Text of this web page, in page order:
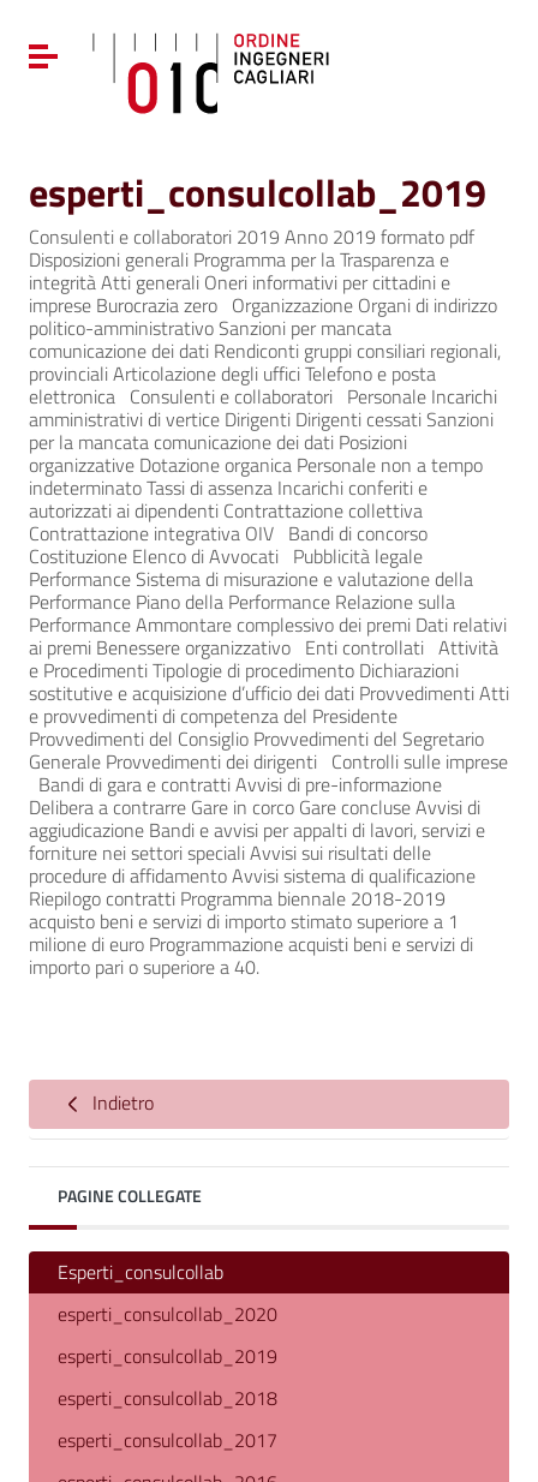
Vai al menu di navigazione
Vai al footer
Attiva / disattiva la navigazione
esperti_consulcollab_2019
Consulenti e collaboratori 2019 Anno 2019 formato pdf
Disposizioni generali Programma per la Trasparenza e
integrità Atti generali Oneri informativi per cittadini e
imprese Burocrazia zero Organizzazione Organi di indirizzo
politico-amministrativo Sanzioni per mancata
comunicazione dei dati Rendiconti gruppi consiliari regionali,
provinciali Articolazione degli uffici Telefono e posta
elettronica Consulenti e collaboratori Personale Incarichi
amministrativi di vertice Dirigenti Dirigenti cessati Sanzioni
per la mancata comunicazione dei dati Posizioni
organizzative Dotazione organica Personale non a tempo
indeterminato Tassi di assenza Incarichi conferiti e
autorizzati ai dipendenti Contrattazione collettiva
Contrattazione integrativa OIV Bandi di concorso
Costituzione Elenco di Avvocati Pubblicità legale
Performance Sistema di misurazione e valutazione della
Performance Piano della Performance Relazione sulla
Performance Ammontare complessivo dei premi Dati relativi
ai premi Benessere organizzativo Enti controllati Attività
e Procedimenti Tipologie di procedimento Dichiarazioni
sostitutive e acquisizione d’ufficio dei dati Provvedimenti Atti
e provvedimenti di competenza del Presidente
Provvedimenti del Consiglio Provvedimenti del Segretario
Generale Provvedimenti dei dirigenti Controlli sulle imprese
Bandi di gara e contratti Avvisi di pre-informazione
Delibera a contrarre Gare in corco Gare concluse Avvisi di
aggiudicazione Bandi e avvisi per appalti di lavori, servizi e
forniture nei settori speciali Avvisi sui risultati delle
procedure di affidamento Avvisi sistema di qualificazione
Riepilogo contratti Programma biennale 2018-2019
acquisto beni e servizi di importo stimato superiore a 1
milione di euro Programmazione acquisti beni e servizi di
importo pari o superiore a 40.
Indietro
PAGINE COLLEGATE
Esperti_consulcollab
esperti_consulcollab_2020
esperti_consulcollab_2019
esperti_consulcollab_2018
esperti_consulcollab_2017